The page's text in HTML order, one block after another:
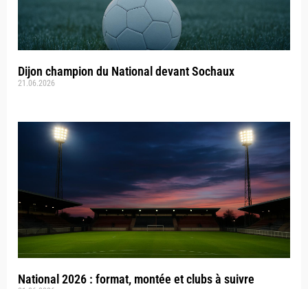
Dijon champion du National devant Sochaux
21.06.2026
National 2026 : format, montée et clubs à suivre